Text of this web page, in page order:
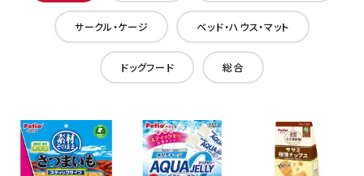
サークル・ケージ ベッド・ハウス・マット
ドッグフード 総合